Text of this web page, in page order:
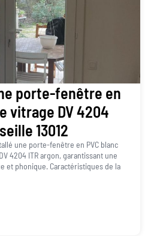
porte-fenêtre en
vitrage DV 4204
13012
une porte-fenêtre en PVC blanc
4204 ITR argon, garantissant une
et phonique. Caractéristiques de la